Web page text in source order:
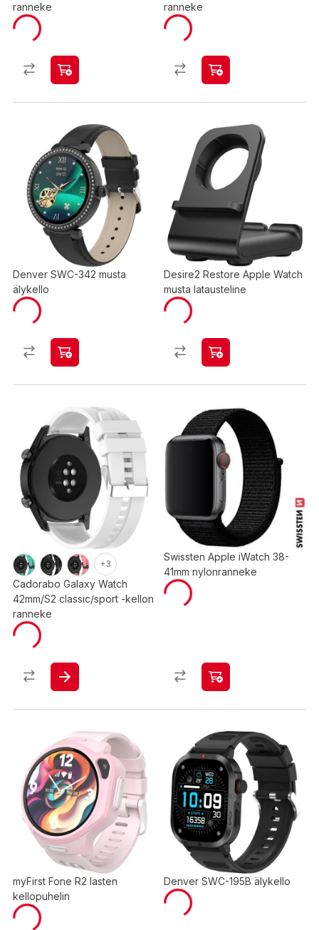
ranneke
ranneke
Denver SWC-342 musta
älykello
Desire2 Restore Apple Watch
musta latausteline
+3
Cadorabo Galaxy Watch
42mm/S2 classic/sport -kellon
ranneke
Swissten Apple iWatch 38-
41mm nylonranneke
myFirst Fone R2 lasten
kellopuhelin
Denver SWC-195B älykello